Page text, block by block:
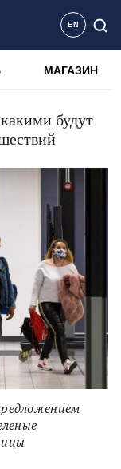
EN
МАГАЗИН
будут